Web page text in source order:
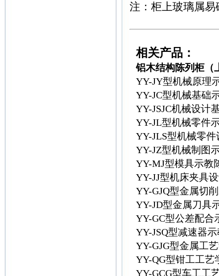
注：柜上玻璃属
相关产品：
铝木结构陈列柜（
YY-JY型机械原理
YY-JC型机械基础
YY-JSJC机械设计
YY-JL型机械零件
YY-JLS型机械零
YY-JZ型机械制图
YY-MJ型模具示教
YY-JJ型机床夹具
YY-GJQ型金属切
YY-JD型金属刀具
YY-GC型公差配合
YY-JSQ型减速器
YY-GJG型金属工
YY-QG型钳工工艺
YY-GCG型车工工